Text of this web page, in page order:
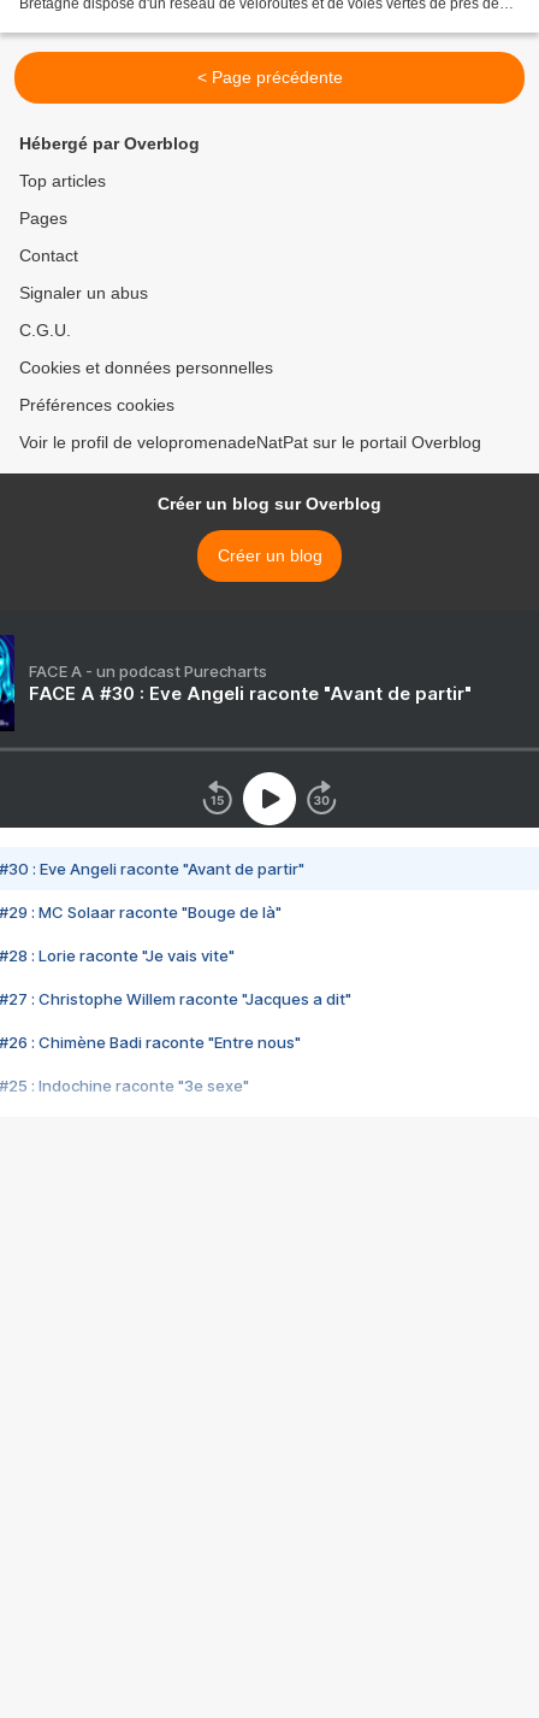
< Page précédente
Hébergé par Overblog
Top articles
Pages
Contact
Signaler un abus
C.G.U.
Cookies et données personnelles
Préférences cookies
Voir le profil de velopromenadeNatPat sur le portail Overblog
Créer un blog sur Overblog
Créer un blog
FACE A - un podcast Purecharts
FACE A #30 : Eve Angeli raconte "Avant de partir"
#30 : Eve Angeli raconte "Avant de partir"
#29 : MC Solaar raconte "Bouge de là"
#28 : Lorie raconte "Je vais vite"
#27 : Christophe Willem raconte "Jacques a dit"
#26 : Chimène Badi raconte "Entre nous"
#25 : Indochine raconte "3e sexe"